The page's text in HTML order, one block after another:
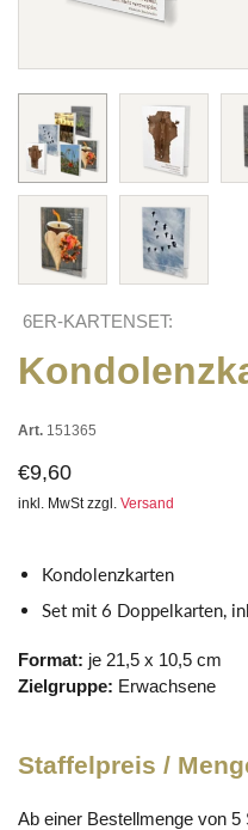
6ER-KARTENSET:
Art. 151365
€9,60
inkl. MwSt zzgl. Versand
Kondolenzkarten
Set mit 6 Doppelkarten,
Format: je 21,5 x 10,5 cm
Zielgruppe: Erwachsene
Staffelpreis /
Ab einer Bestellmenge von 5